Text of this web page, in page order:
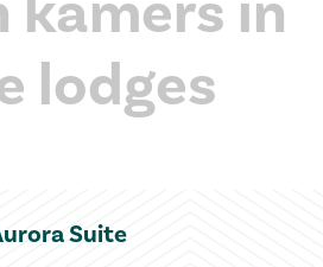
lodges
Suite